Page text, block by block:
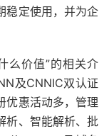
稳定使用，并为企
么价值”的相关介
及CNNIC双认证
优惠活动多，管理
析、智能解析、批